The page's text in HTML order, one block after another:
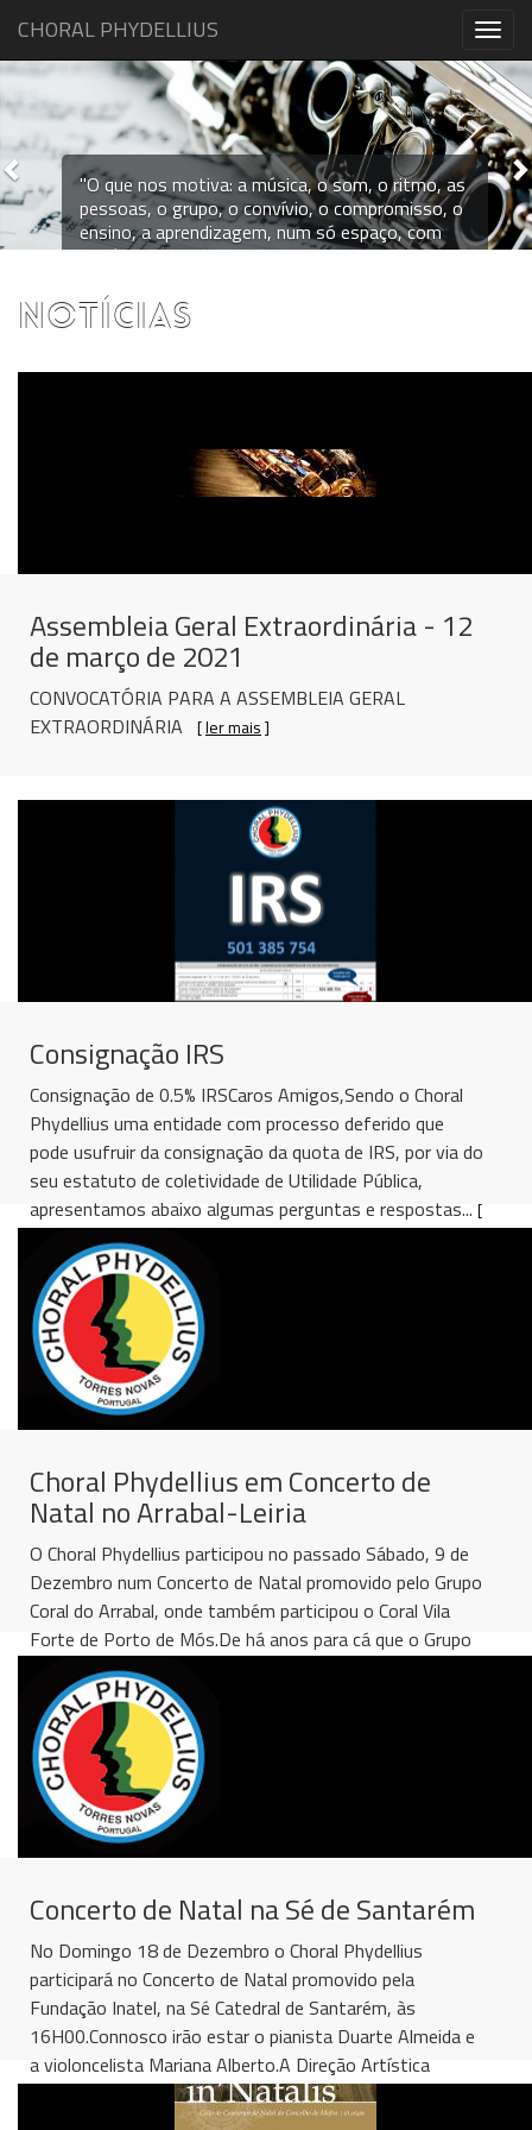
CHORAL PHYDELLIUS
"O que nos motiva: a música, o som, o ritmo, as
pessoas, o grupo, o convívio, o compromisso, o
ensino, a aprendizagem, num só espaço, com
um único objetivo: o crescimento sempre maior
Previous
NOTÍCIAS
Assembleia Geral Extraordinária - 12
de março de 2021
CONVOCATÓRIA PARA A ASSEMBLEIA GERAL
EXTRAORDINÁRIA [ler mais ]
Consignação IRS
Consignação de 0.5% IRSCaros Amigos,Sendo o Choral
Phydellius uma entidade com processo deferido que
pode usufruir da consignação da quota de IRS, por via do
seu estatuto de coletividade de Utilidade Pública,
apresentamos abaixo algumas perguntas e respostas... [
Choral Phydellius em Concerto de
Natal no Arrabal-Leiria
O Choral Phydellius participou no passado Sábado, 9 de
Dezembro num Concerto de Natal promovido pelo Grupo
Coral do Arrabal, onde também participou o Coral Vila
Forte de Porto de Mós.De há anos para cá que o Grupo
[ler mais]
Concerto de Natal na Sé de Santarém
No Domingo 18 de Dezembro o Choral Phydellius
participará no Concerto de Natal promovido pela
Fundação Inatel, na Sé Catedral de Santarém, às
16H00.Connosco irão estar o pianista Duarte Almeida e
a violoncelista Mariana Alberto.A Direção Artística
estará...